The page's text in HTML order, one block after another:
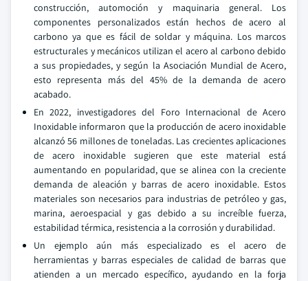
construcción, automoción y maquinaria general. Los
componentes personalizados están hechos de acero al
carbono ya que es fácil de soldar y máquina. Los marcos
estructurales y mecánicos utilizan el acero al carbono debido
a sus propiedades, y según la Asociación Mundial de Acero,
esto representa más del 45% de la demanda de acero
acabado.
En 2022, investigadores del Foro Internacional de Acero
Inoxidable informaron que la producción de acero inoxidable
alcanzó 56 millones de toneladas. Las crecientes aplicaciones
de acero inoxidable sugieren que este material está
aumentando en popularidad, que se alinea con la creciente
demanda de aleación y barras de acero inoxidable. Estos
materiales son necesarios para industrias de petróleo y gas,
marina, aeroespacial y gas debido a su increíble fuerza,
estabilidad térmica, resistencia a la corrosión y durabilidad.
Un ejemplo aún más especializado es el acero de
herramientas y barras especiales de calidad de barras que
atienden a un mercado específico, ayudando en la forja